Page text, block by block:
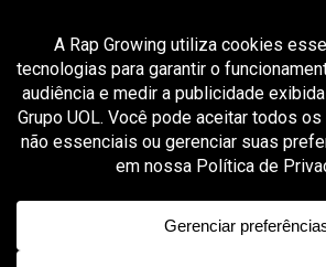
All posts tagged "matuê
ENTRETENIMENTO 8 meses
Matuê leva a estética
ao Rosa Summer Festival
Catarinense